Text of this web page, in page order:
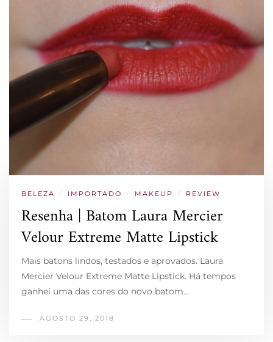
BELEZA / IMPORTADO / MAKEUP / REVIEW
Resenha | Batom Laura Mercier
Velour Extreme Matte Lipstick
Mais batons lindos, testados e aprovados. Laura
Mercier Velour Extreme Matte Lipstick. Há tempos
ganhei uma das cores do novo batom…
AGOSTO 29, 2018